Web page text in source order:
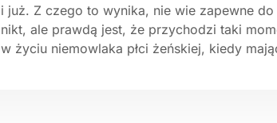
i już. Z czego to wynika, nie wie zapewne do
nikt, ale prawdą jest, że przychodzi taki
w życiu niemowlaka płci żeńskiej, kiedy